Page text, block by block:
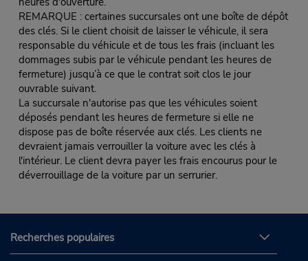
REMARQUE : certaines succursales ont une boîte de dépôt
des clés. Si le client choisit de laisser le véhicule, il sera
responsable du véhicule et de tous les frais (incluant les
dommages subis par le véhicule pendant les heures de
fermeture) jusqu’à ce que le contrat soit clos le jour
ouvrable suivant.
La succursale n'autorise pas que les véhicules soient
déposés pendant les heures de fermeture si elle ne
dispose pas de boîte réservée aux clés. Les clients ne
devraient jamais verrouiller la voiture avec les clés à
l'intérieur. Le client devra payer les frais encourus pour le
déverrouillage de la voiture par un serrurier.
Recherches populaires